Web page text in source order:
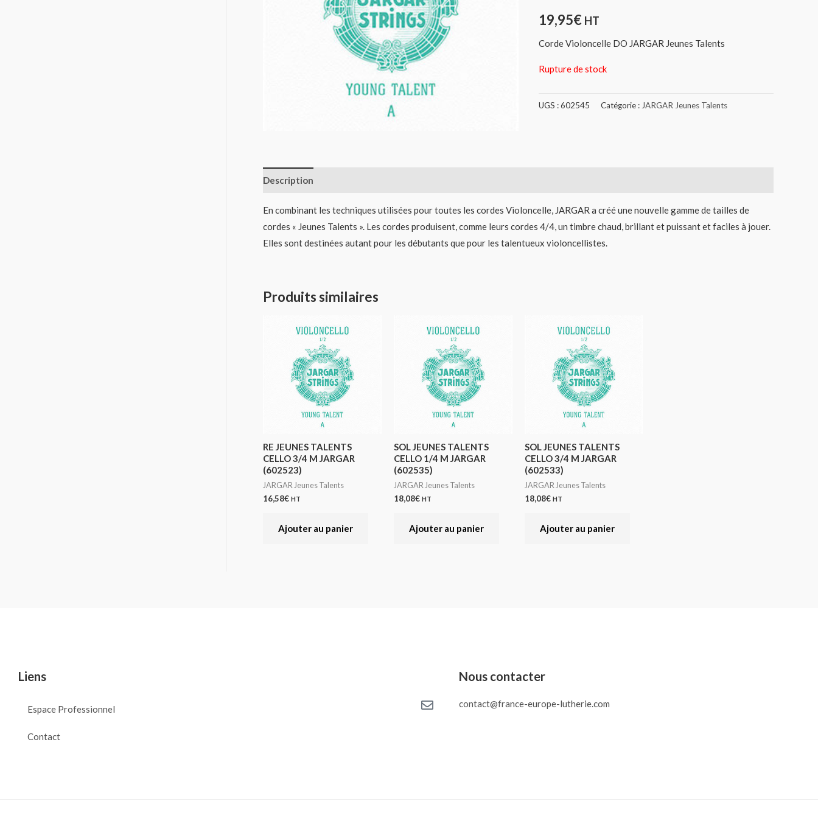
19,95€ HT
Corde Violoncelle DO JARGAR Jeunes Talents
Rupture de stock
UGS :602545 Catégorie : JARGAR Jeunes Talents
Description
En combinant les techniques utilisées pour toutes les cordes Violoncelle, JARGAR a créé une nouvelle gamme de tailles de
cordes « Jeunes Talents ». Les cordes produisent, comme leurs cordes 4/4, un timbre chaud, brillant et puissant et faciles à jouer.
Elles sont destinées autant pour les débutants que pour les talentueux violoncellistes.
Produits similaires
RE JEUNES TALENTS
CELLO 3/4 M JARGAR
(602523)
JARGAR Jeunes Talents
16,58€ HT
Ajouter au panier
SOL JEUNES TALENTS
CELLO 1/4 M JARGAR
(602535)
JARGAR Jeunes Talents
18,08€ HT
Ajouter au panier
SOL JEUNES TALENTS
CELLO 3/4 M JARGAR
(602533)
JARGAR Jeunes Talents
18,08€ HT
Ajouter au panier
Liens
Espace Professionnel
Contact
Nous contacter
contact@france-europe-lutherie.com